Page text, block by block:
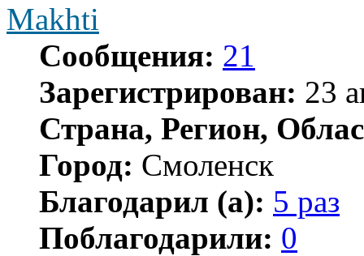
Makhti
Сообщения: 21
Зарегистрирован: 23
Страна, Регион,
Город: Смоленск
Благодарил (а): 5 раз
Поблагодарили: 0